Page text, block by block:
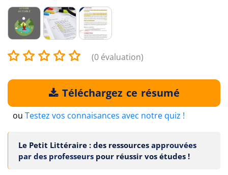
(0 évaluation)
Téléchargez ce résumé
ou Testez vos connaisances avec notre quiz !
Le Petit Littéraire : des ressources approuvées
par des professeurs pour réussir vos études !